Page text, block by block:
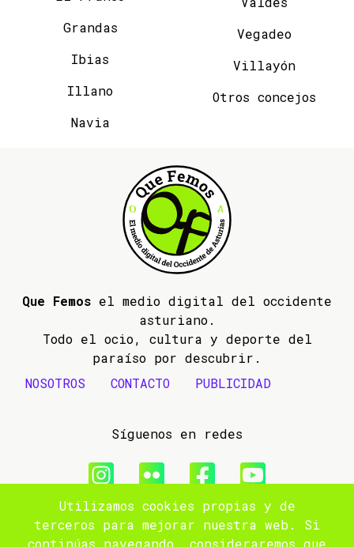
Grandas
Ibias
Illano
Navia
Vegadeo
Villayón
Otros concejos
Que Femos el medio digital del occidente
asturiano.
Todo el ocio, cultura y deporte del
paraíso por descubrir.
NOSOTROS
CONTACTO PUBLICIDAD
Síguenos en redes
© 2009- 2026 Que Femos
Utilizamos cookies propias y de
terceros para mejorar nuestra web. Si
continúas navegando, consideraremos que